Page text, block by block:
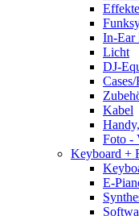
Effekte
In-Ear
Licht
DJ-
Kabel
Foto -
Keyboard +
E-